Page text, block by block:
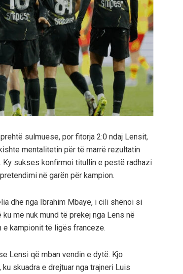
sulmuese, por fitorja 2:0 ndaj Lensit,
mentalitetin për të marrë rezultatin
Ky sukses konfirmoi titullin e pestë radhazi
në garën për kampion.
dhe nga Ibrahim Mbaye, i cili shënoi si
më nuk mund të prekej nga Lens në
e kampionit të ligës franceze.
Lensi që mban vendin e dytë. Kjo
skuadra e drejtuar nga trajneri Luis